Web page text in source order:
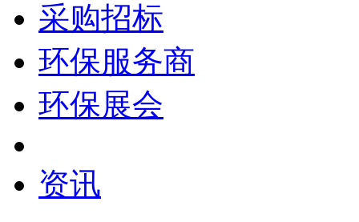
采购招标
环保服务商
环保展会
资讯